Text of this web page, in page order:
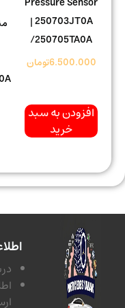
| 250703JT0A
/250705TA0A
6.500.000تومان
افزودن به سبد
خرید
اطلاعات
درباره ما
ارسال